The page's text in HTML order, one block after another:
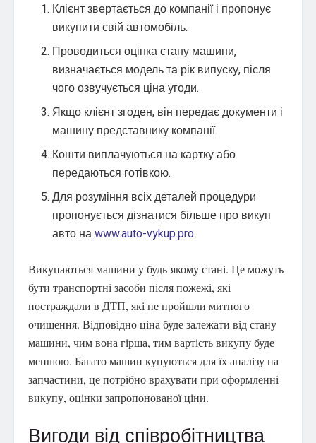
Клієнт звертається до компанії і пропонує
викупити свій автомобіль.
Проводиться оцінка стану машини,
визначається модель та рік випуску, після
чого озвучується ціна угоди.
Якщо клієнт згоден, він передає документи і
машину представнику компанії.
Кошти виплачуються на картку або
передаються готівкою.
Для розуміння всіх деталей процедури
пропонується дізнатися більше про викуп
авто наwww.auto-vykup.pro.
Викупаються машини у будь-якому стані. Це можуть
бути транспортні засоби після пожежі, які
постраждали в ДТП, які не пройшли митного
очищення. Відповідно ціна буде залежати від стану
машини, чим вона гірша, тим вартість викупу буде
меншою. Багато машин купуються для їх аналізу на
запчастини, це потрібно врахувати при оформленні
викупу, оцінки запропонованої ціни.
Вигоди від співробітництва